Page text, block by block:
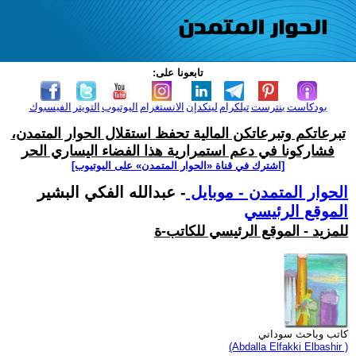
تابعونا على:
الفيسبوك التويتر اليوتيوب الانستغرام لينكدإن تيلكرامبنترست بودكاست
تبرعاتكم وتبرعاتكن المالية تحفظ استقلال الحوار المتمدن،
فشاركونا في دعم استمرارية هذا الفضاء اليساري الحر
[اشترك في قناة ‫«الحوار المتمدن» على اليوتيوب]
الحوار المتمدن - موبايل - عبدالله الفكي البشير
الموقع الرئيسي
للمزيد - الموقع الرئيسي للكاتب-ة
كاتب وباحث سوداني
(Abdalla Elfakki Elbashir )